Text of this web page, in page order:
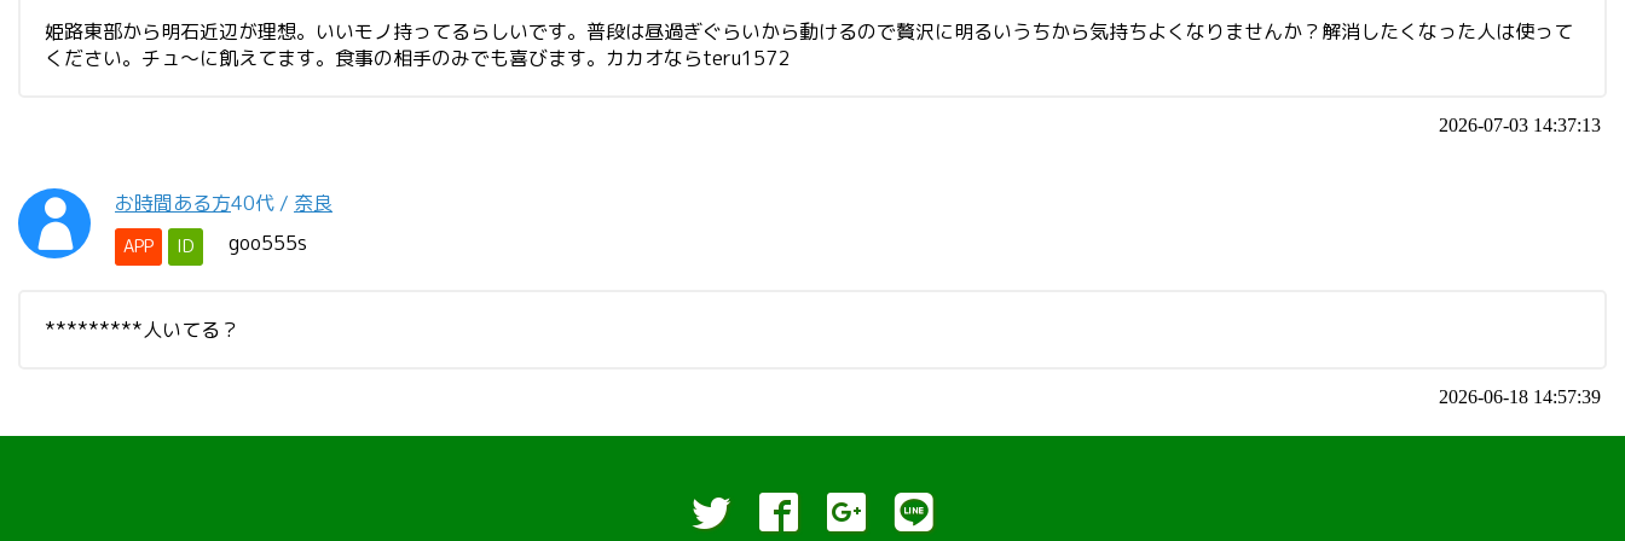
姫路東部から明石近辺が理想。いいモノ持ってるらしいです。普段は昼過ぎぐらいから動けるので贅沢に明るいうちから気持ちよくなりませんか？解消したくなった人は使って
ください。チュ〜に飢えてます。食事の相手のみでも喜びます。カカオならteru1572
2026-07-03 14:37:13
お時間ある方40代 / 奈良
APP ID goo555s
*********人いてる？
2026-06-18 14:57:39